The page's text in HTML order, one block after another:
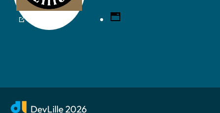
DevLille 2026